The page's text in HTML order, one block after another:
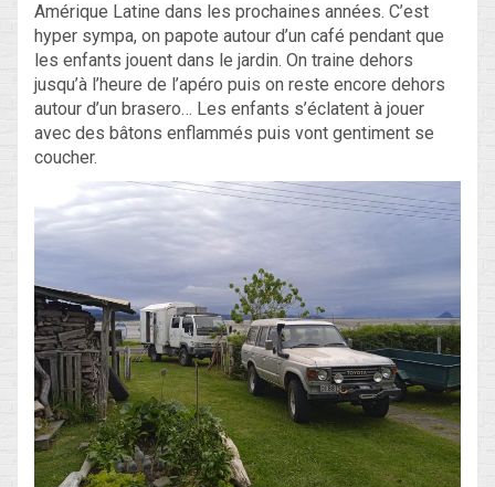
Amérique Latine dans les prochaines années. C’est
hyper sympa, on papote autour d’un café pendant que
les enfants jouent dans le jardin. On traine dehors
jusqu’à l’heure de l’apéro puis on reste encore dehors
autour d’un brasero… Les enfants s’éclatent à jouer
avec des bâtons enflammés puis vont gentiment se
coucher.